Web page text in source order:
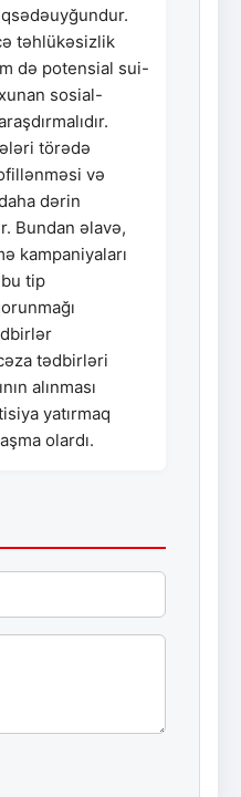
təhlükəsizlik
də potensial sui-
sosial-
törədə
və
dərin
Bundan əlavə,
kampaniyaları
tip
tədbirləri
alınması
yatırmaq
olardı.